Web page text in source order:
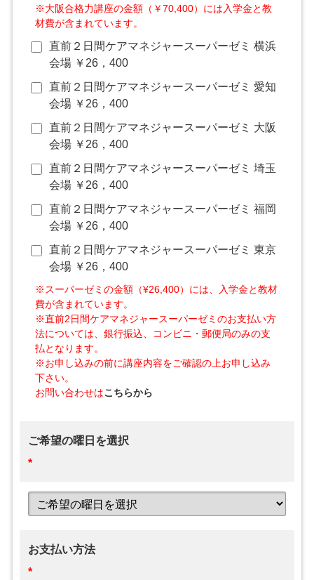
※大阪合格力講座の金額（￥70,400）には入学金と教
材費が含まれています。
直前２日間ケアマネジャースーパーゼミ 横浜
会場 ￥26，400
直前２日間ケアマネジャースーパーゼミ 愛知
会場 ￥26，400
直前２日間ケアマネジャースーパーゼミ 大阪
会場 ￥26，400
直前２日間ケアマネジャースーパーゼミ 埼玉
会場 ￥26，400
直前２日間ケアマネジャースーパーゼミ 福岡
会場 ￥26，400
直前２日間ケアマネジャースーパーゼミ 東京
会場 ￥26，400
※スーパーゼミの金額（¥26,400）には、入学金と教材
費が含まれています。
※直前2日間ケアマネジャースーパーゼミのお支払い方
法については、銀行振込、コンビニ・郵便局のみの支
払となります。
※お申し込みの前に講座内容をご確認の上お申し込み
下さい。
お問い合わせはこちらから
ご希望の曜日を選択
*
お支払い方法
*